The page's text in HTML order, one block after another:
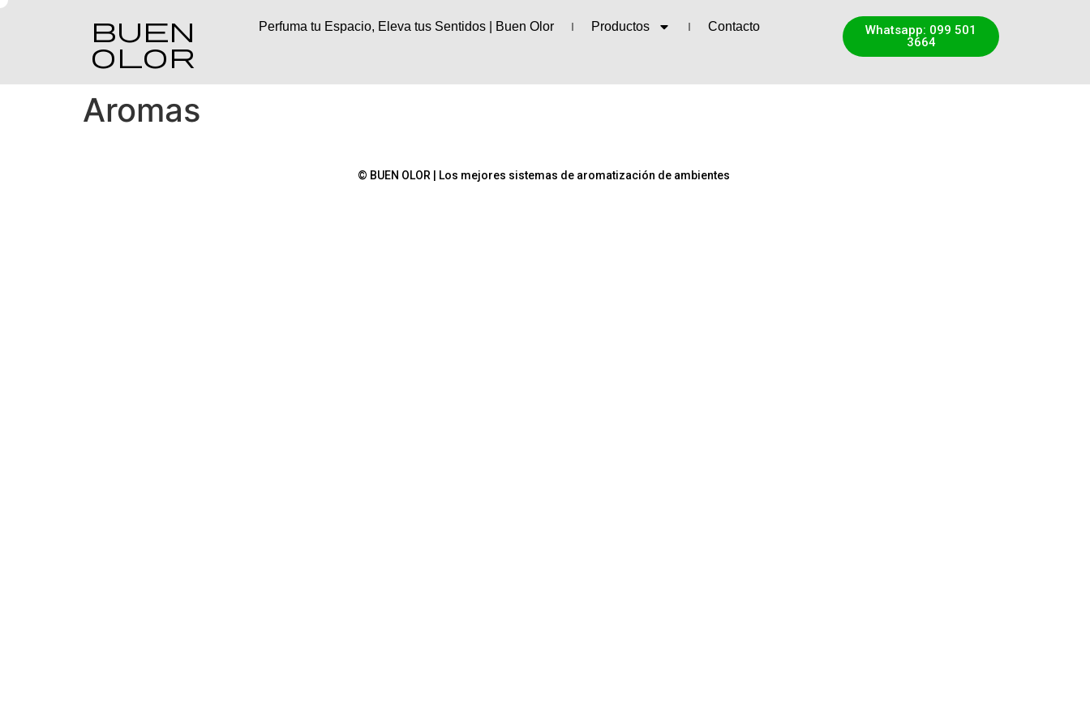
Buen
OLOR
Perfuma tu Espacio, Eleva tus Sentidos | Buen Olor Productos Contacto
Whatsapp: 099 501
3664
Aromas
© BUEN OLOR | Los mejores sistemas de aromatización de ambientes